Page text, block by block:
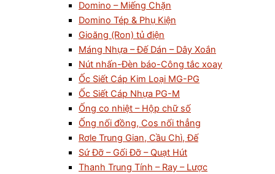
Domino – Miếng Chặn
Domino Tép & Phụ Kiện
Gioăng (Ron) tủ điện
Máng Nhựa – Đế Dán – Dây Xoắn
Nút nhấn-Đèn báo-Công tắc xoay
Ốc Siết Cáp Kim Loại MG-PG
Ốc Siết Cáp Nhựa PG-M
Ống co nhiệt – Hộp chữ số
Ống nối đồng, Cos nối thẳng
Rơle Trung Gian, Cầu Chì, Đế
Sứ Đỡ – Gối Đỡ – Quạt Hút
Thanh Trung Tính – Ray – Lược